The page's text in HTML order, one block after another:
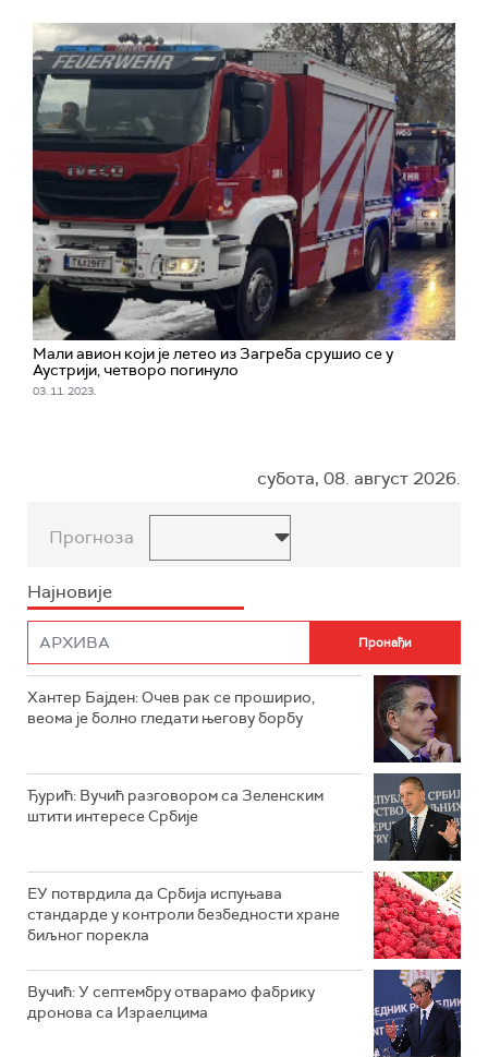
Mали авион који је летео из Загреба срушио се у
Аустрији, четворо погинуло
03. 11. 2023.
субота, 08. август 2026.
Прогноза
Најновије
Хантер Бајден: Очев рак се проширио,
веома је болно гледати његову борбу
Ђурић: Вучић разговором са Зеленским
штити интересе Србије
ЕУ потврдила да Србија испуњава
стандарде у контроли безбедности хране
биљног порекла
Вучић: У септембру отварамо фабрику
дронова са Израелцима